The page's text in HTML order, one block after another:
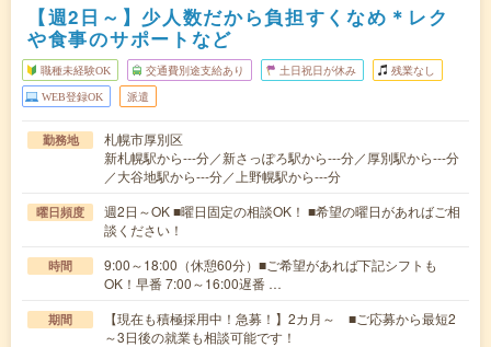
【週2日～】少人数だから負担すくなめ＊レク
や食事のサポートなど
職種未経験OK 交通費別途支給あり 土日祝日が休み 残業なし
WEB登録OK 派遣
勤務地
札幌市厚別区
新札幌駅から---分／新さっぽろ駅から---分／厚別駅から---分
／大谷地駅から---分／上野幌駅から---分
曜日頻度
週2日～OK ■曜日固定の相談OK！ ■希望の曜日があればご相
談ください！
時間
9:00～18:00（休憩60分）■ご希望があれば下記シフトも
OK！早番 7:00～16:00遅番 …
期間
【現在も積極採用中！急募！】2カ月～ ■ご応募から最短2
～3日後の就業も相談可能です！